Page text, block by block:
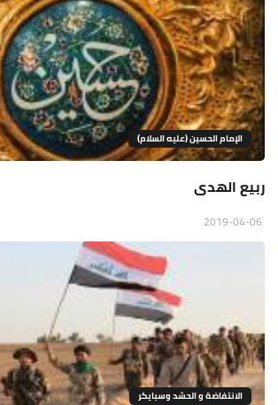
الإمام الحسين (عليه السلام)
ربيع الهدى
الانتفاضة و الحشد وسبايكر